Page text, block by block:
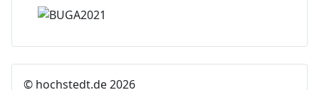
© hochstedt.de 2026